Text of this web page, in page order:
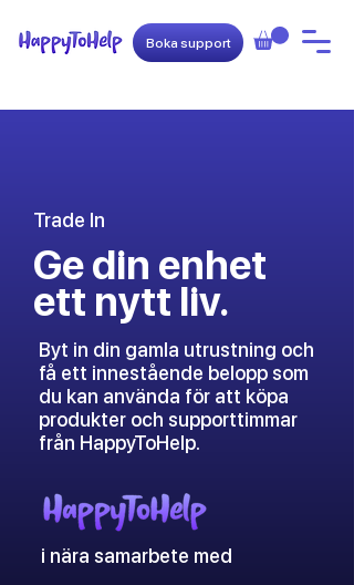
Boka support
Trade In
Ge din enhet
ett nytt liv.
Byt in din gamla utrustning och
få ett innestående belopp som
du kan använda för att köpa
produkter och supporttimmar
från HappyToHelp.
i nära samarbete med